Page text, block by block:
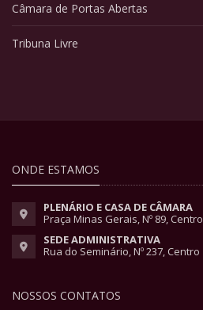
Câmara de Portas Abertas
Tribuna Livre
ONDE ESTAMOS
PLENÁRIO E CASA DE CÂMARA
Praça Minas Gerais, Nº 89, Centro
SEDE ADMINISTRATIVA
Rua do Seminário, Nº 237, Centro
NOSSOS CONTATOS